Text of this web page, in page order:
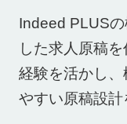
Indeed PLUS
した求人原稿
経験を活かし
やすい原稿設計